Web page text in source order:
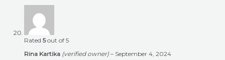
Rated 5out of 5
Rina Kartika (verified owner) – September 4, 2024